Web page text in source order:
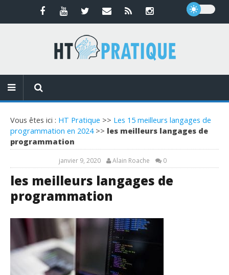
Vous êtes ici : HT Pratique >> Les 15 meilleurs langages de
programmation en 2024>> les meilleurs langages de
programmation
janvier 9, 2020 Alain Roache 0
les meilleurs langages de
programmation